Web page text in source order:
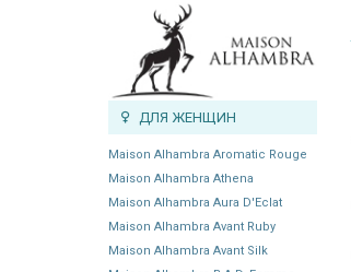
ДЛЯ ЖЕНЩИН
Maison Alhambra Aromatic Rouge
Maison Alhambra Athena
Maison Alhambra Aura D'Eclat
Maison Alhambra Avant Ruby
Maison Alhambra Avant Silk